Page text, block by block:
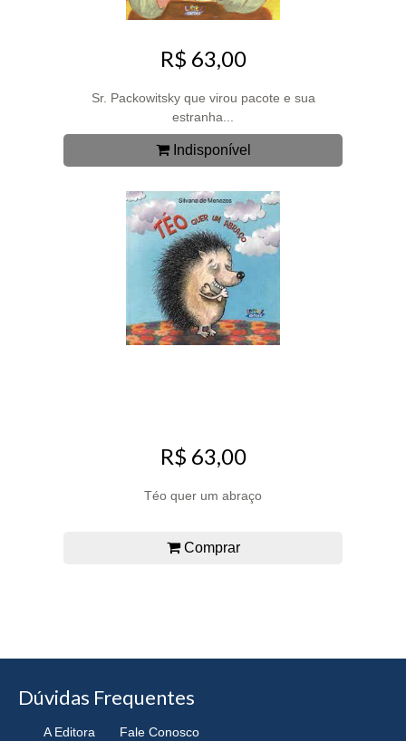
R$ 63,00
Sr. Packowitsky que virou pacote e sua
estranha...
Indisponível
R$ 63,00
Téo quer um abraço
Comprar
Dúvidas Frequentes
A Editora Fale Conosco